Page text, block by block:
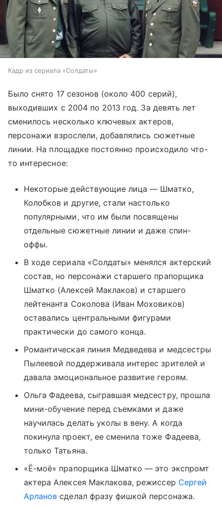
Кадр из сериала «Солдаты»
Было снято 17 сезонов (около 400 серий),
выходивших с 2004 по 2013 год. За девять лет
сменилось несколько ключевых актеров,
персонажи взрослели, добавлялись сюжетные
линии. На площадке постоянно происходило что-
то интересное:
Некоторые действующие лица — Шматко,
Колобков и другие, стали настолько
популярными, что им были посвящены
отдельные сюжетные линии и даже спин-
оффы.
В ходе сериала «Солдаты» менялся актерский
состав, но персонажи старшего прапорщика
Шматко (Алексей Маклаков) и старшего
лейтенанта Соколова (Иван Моховиков)
оставались центральными фигурами
практически до самого конца.
Романтическая линия Медведева и медсестры
Пылеевой поддерживала интерес зрителей и
давала эмоциональное развитие героям.
Ольга Фадеева, сыгравшая медсестру, прошла
мини-обучение перед съемками и даже
научилась делать уколы в вену. А когда
покинула проект, ее сменила тоже Фадеева,
только Татьяна.
«Ё-моё» прапорщика Шматко — это экспромт
актера Алексея Маклакова, режиссер Сергей
Арланов сделал фразу фишкой персонажа.